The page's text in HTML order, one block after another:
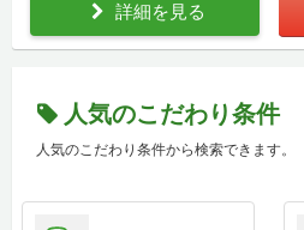
詳細を見る
人気のこだわり条件
人気のこだわり条件から検索できます。